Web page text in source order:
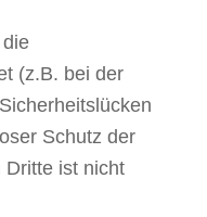
(z.B. bei der
Schutz der
Dritte ist nicht